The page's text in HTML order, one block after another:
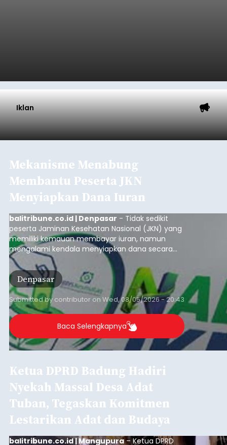
Iklan
Mekanisme Menabung
Membantu Peserta JKN
Menyiapkan Dana Iuran
balitribune.co.id | Denpasar - Tidak sedikit
peserta Jaminan Kesehatan Nasional (JKN) yang
memiliki kemauan membayar iuran, namun
mengalami kendala menyiapkan dana secara
penuh saat jatuh tempo pembayaran iuran.
Kondisi ini terutama dialami oleh peserta
segmen Pekerja Bukan Penerima Upah (PBPU)
yang memiliki penghasilan tidak tetap.
Denpasar
Submitted by contributor on Wed, 08/05/2026 - 20:43
Baca Selengkapnya
Ketua DPRD Badung Hadiri
Nyekah Massal Desa Adat
Tuban, Tegaskan Komitmen
Lestarikan Adat dan Budaya
balitribune.co.id | Mangupura– Ketua DPRD